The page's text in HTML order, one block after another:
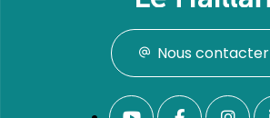
Nous contacter